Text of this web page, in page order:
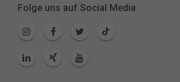
Folge uns auf Social Media